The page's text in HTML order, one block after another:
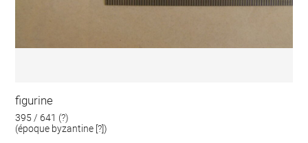
figurine
395 / 641 (?)
(époque byzantine [?])